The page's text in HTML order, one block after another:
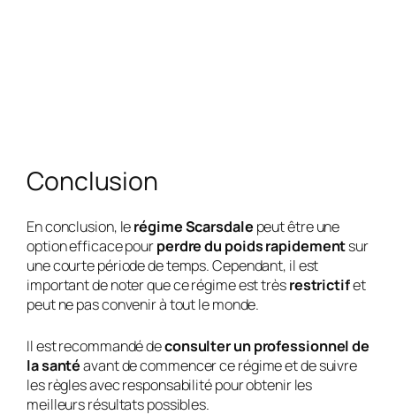
Conclusion
En conclusion, lerégime Scarsdale peut être une
option efficace pourperdre du poids rapidementsur
une courte période de temps. Cependant, il est
important de noter que ce régime est trèsrestrictifet
peut ne pas convenir à tout le monde.
Il est recommandé deconsulter un professionnel de
la santéavant de commencer ce régime et de suivre
les règles avec responsabilité pour obtenir les
meilleurs résultats possibles.